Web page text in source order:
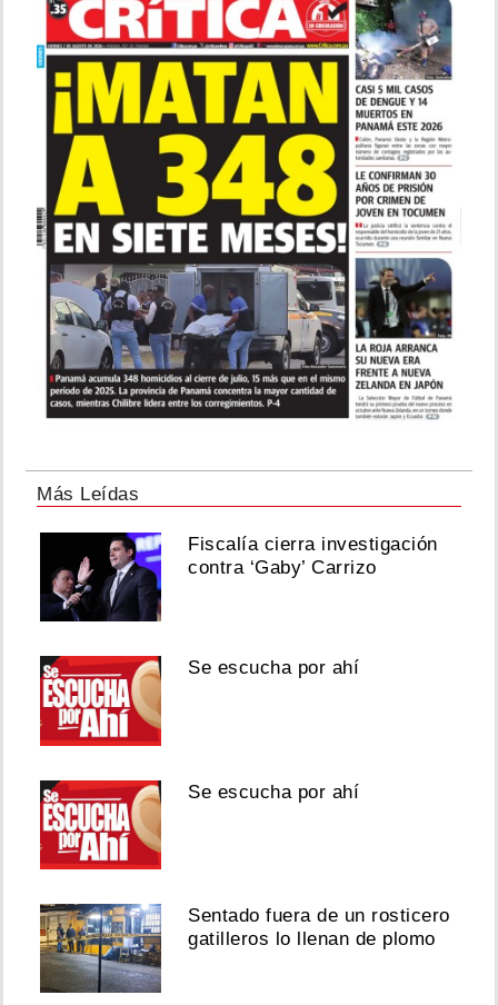
Más Leídas
Fiscalía cierra investigación
contra ‘Gaby’ Carrizo
Se escucha por ahí
Se escucha por ahí
Sentado fuera de un rosticero
gatilleros lo llenan de plomo